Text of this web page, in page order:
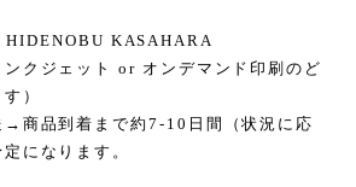
KASAHARA
ンクジェット or オンデマンド印刷のど
）
商品到着まで約7-10日間（状況に応
になります。